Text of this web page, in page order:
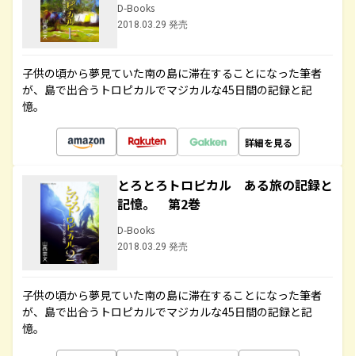
D-Books
2018.03.29 発売
子供の頃から夢見ていた南の島に滞在することになった筆者
が、島で出合うトロピカルでマジカルな45日間の記録と記
憶。
詳細を見る
とろとろトロピカル ある旅の記録と
記憶。 第2巻
D-Books
2018.03.29 発売
子供の頃から夢見ていた南の島に滞在することになった筆者
が、島で出合うトロピカルでマジカルな45日間の記録と記
憶。